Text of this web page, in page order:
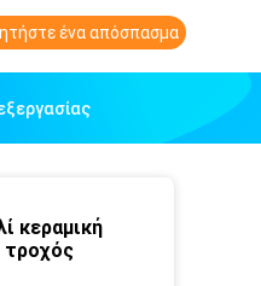
ένα απόσπασμα
κεραμική
τροχός